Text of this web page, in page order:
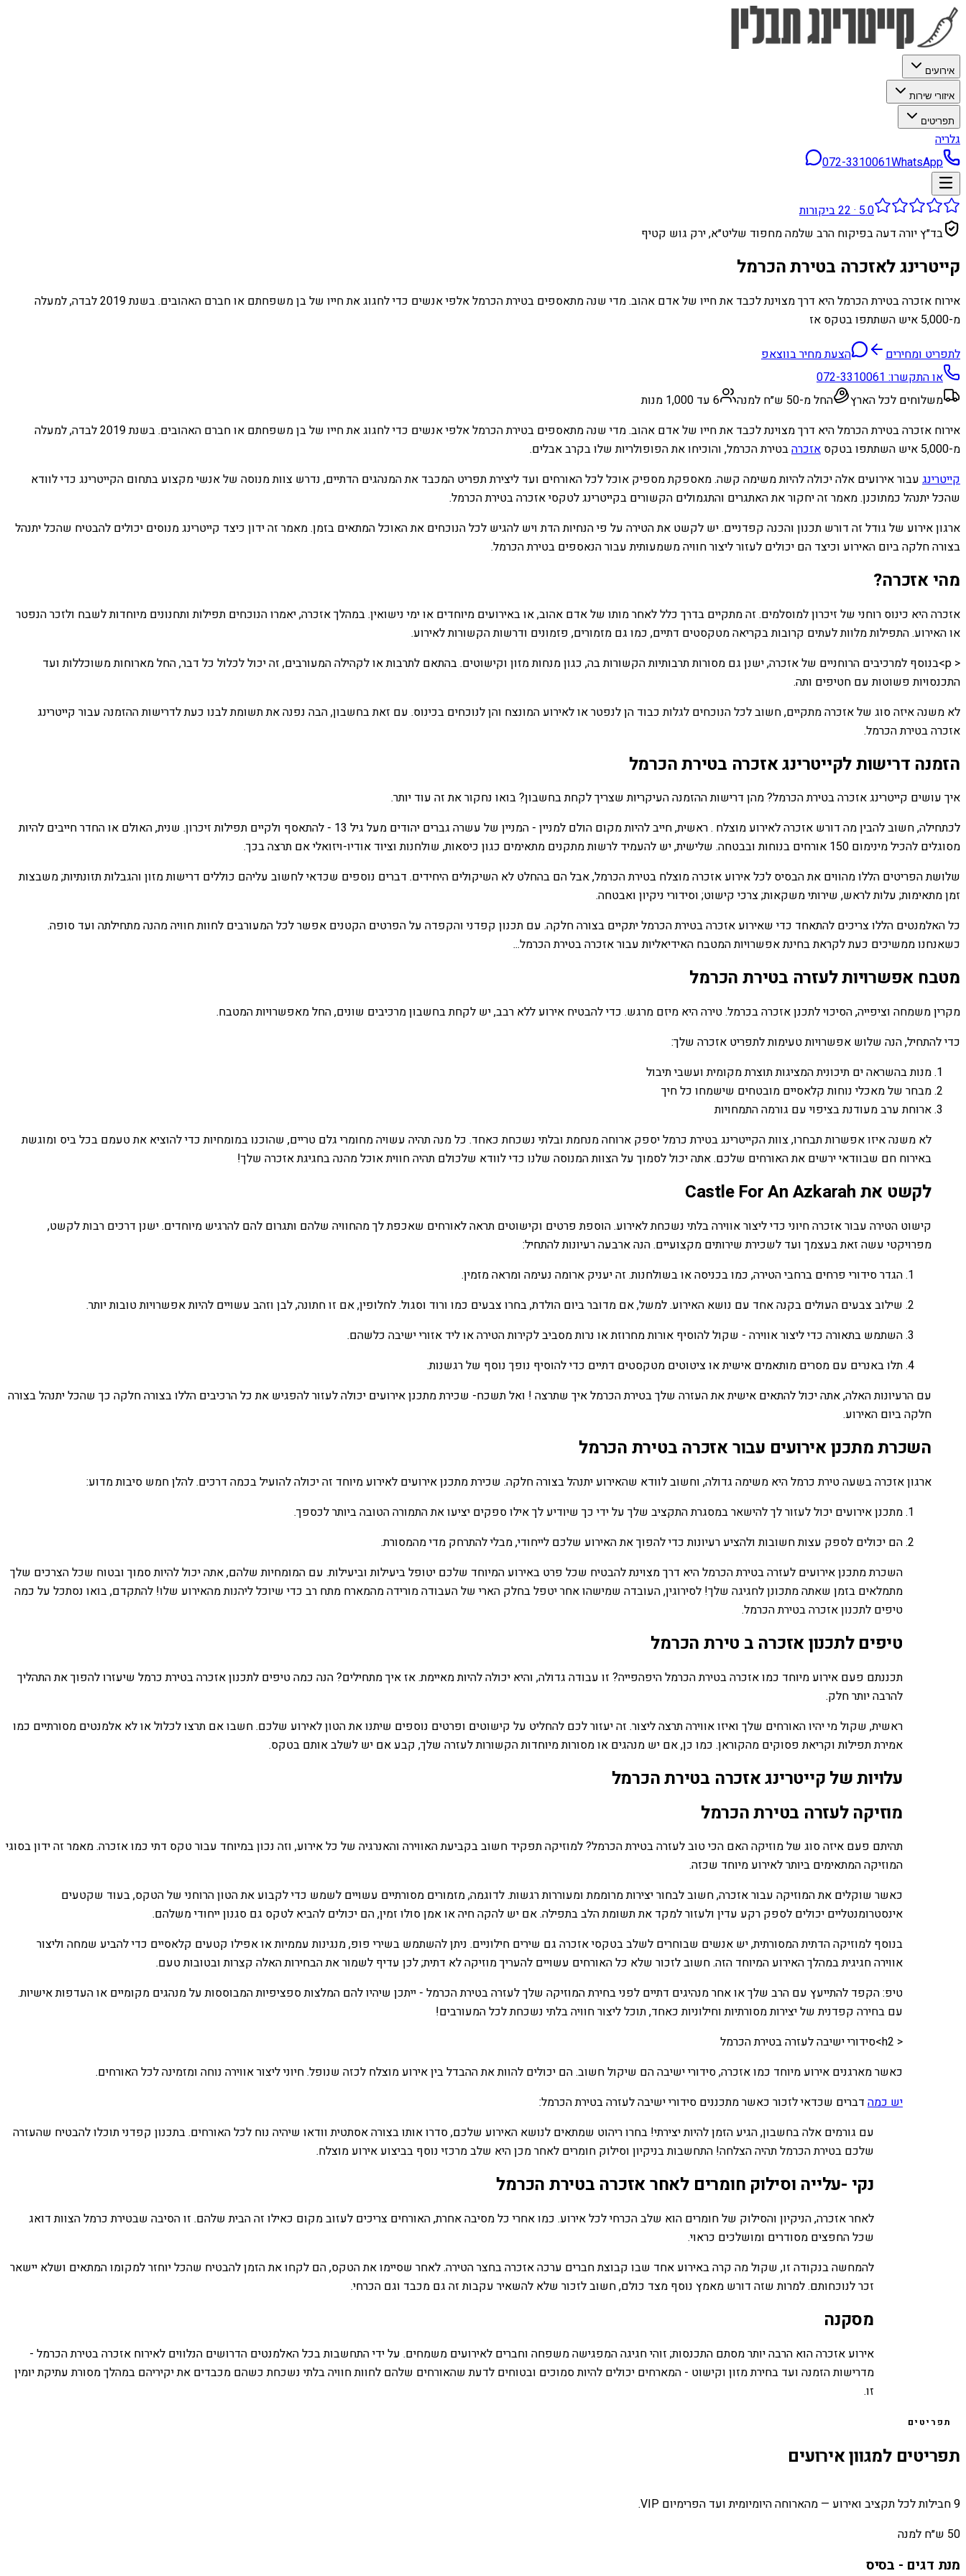
אירועים
איזורי שירות
תפריטים
גלריה
072-3310061WhatsApp
5.0
·
22ביקורות
בד״ץ יורה דעה בפיקוח הרב שלמה מחפוד שליט״א, ירק גוש קטיף
קייטרינג לאזכרה בטירת הכרמל
אירוח אזכרה בטירת הכרמל היא דרך מצוינת לכבד את חייו של אדם אהוב. מדי שנה מתאספים בטירת הכרמל אלפי אנשים כדי לחגוג את חייו של בן משפחתם או חברם האהובים. בשנת 2019 לבדה, למעלה
מ-5,000 איש השתתפו בטקס אז
לתפריט ומחירים
הצעת מחיר בווצאפ
או התקשרו:072-3310061
משלוחים לכל הארץ
החל מ-50 ש״ח למנה
6 עד 1,000 מנות
אירוח אזכרה בטירת הכרמל היא דרך מצוינת לכבד את חייו של אדם אהוב. מדי שנה מתאספים בטירת הכרמל אלפי אנשים כדי לחגוג את חייו של בן משפחתם או חברם האהובים. בשנת 2019 לבדה, למעלה
מ-5,000 איש השתתפו בטקס
אזכרהבטירת הכרמל, והוכיחו את הפופולריות שלו בקרב אבלים.
קייטרינג עבור אירועים אלה יכולה להיות משימה קשה. מאספקת מספיק אוכל לכל האורחים ועד ליצירת תפריט המכבד את המנהגים הדתיים, נדרש צוות מנוסה של אנשי מקצוע בתחום הקייטרינג כדי לוודא
שהכל יתנהל כמתוכנן. מאמר זה יחקור את האתגרים והתגמולים הקשורים בקייטרינג לטקסי אזכרה בטירת הכרמל.
ארגון אירוע של גודל זה דורש תכנון והכנה קפדניים. יש לקשט את הטירה על פי הנחיות הדת ויש להגיש לכל הנוכחים את האוכל המתאים בזמן. מאמר זה ידון כיצד קייטרינג מנוסים יכולים להבטיח שהכל יתנהל
בצורה חלקה ביום האירוע וכיצד הם יכולים לעזור ליצור חוויה משמעותית עבור הנאספים בטירת הכרמל.
מהי אזכרה?
אזכרה היא כינוס רוחני של זיכרון למוסלמים. זה מתקיים בדרך כלל לאחר מותו של אדם אהוב, או באירועים מיוחדים או ימי נישואין. במהלך אזכרה, יאמרו הנוכחים תפילות ותחנונים מיוחדות לשבח ולזכר הנפטר
או האירוע. התפילות מלוות לעתים קרובות בקריאה מטקסטים דתיים, כמו גם מזמורים, פזמונים ודרשות הקשורות לאירוע.
< p>בנוסף למרכיבים הרוחניים של אזכרה, ישנן גם מסורות תרבותיות הקשורות בה, כגון מנחות מזון וקישוטים. בהתאם לתרבות או לקהילה המעורבים, זה יכול לכלול כל דבר, החל מארוחות משוכללות ועד
התכנסויות פשוטות עם חטיפים ותה.
לא משנה איזה סוג של אזכרה מתקיים, חשוב לכל הנוכחים לגלות כבוד הן לנפטר או לאירוע המונצח והן לנוכחים בכינוס. עם זאת בחשבון, הבה נפנה את תשומת לבנו כעת לדרישות ההזמנה עבור קייטרינג
אזכרה בטירת הכרמל.
הזמנה דרישות לקייטרינג אזכרה בטירת הכרמל
איך עושים קייטרינג אזכרה בטירת הכרמל? מהן דרישות ההזמנה העיקריות שצריך לקחת בחשבון? בואו נחקור את זה עוד יותר.
לכתחילה, חשוב להבין מה דורש אזכרה לאירוע מוצלח . ראשית, חייב להיות מקום הולם למניין - המניין של עשרה גברים יהודים מעל גיל 13 - להתאסף ולקיים תפילות זיכרון. שנית, האולם או החדר חייבים להיות
מסוגלים להכיל מינימום 150 אורחים בנוחות ובבטחה. שלישית, יש להעמיד לרשות מתקנים מתאימים כגון כיסאות, שולחנות וציוד אודיו-ויזואלי אם תרצה בכך.
שלושת הפריטים הללו מהווים את הבסיס לכל אירוע אזכרה מוצלח בטירת הכרמל, אבל הם בהחלט לא השיקולים היחידים. דברים נוספים שכדאי לחשוב עליהם כוללים דרישות מזון והגבלות תזונתיות; משבצות
זמן מתאימות; עלות לראש, שירותי משקאות; צרכי קישוט; וסידורי ניקיון ואבטחה.
כל האלמנטים הללו צריכים להתאחד כדי שאירוע אזכרה בטירת הכרמל יתקיים בצורה חלקה. עם תכנון קפדני והקפדה על הפרטים הקטנים אפשר לכל המעורבים לחוות חוויה מהנה מתחילתה ועד סופה.
כשאנחנו ממשיכים כעת לקראת בחינת אפשרויות המטבח האידיאליות עבור אזכרה בטירת הכרמל...
מטבח אפשרויות לעזרה בטירת הכרמל
מקרין משמחה וציפייה, הסיכוי לתכנן אזכרה בכרמל. טירה היא מיזם מרגש. כדי להבטיח אירוע ללא רבב, יש לקחת בחשבון מרכיבים שונים, החל מאפשרויות המטבח.
כדי להתחיל, הנה שלוש אפשרויות טעימות לתפריט אזכרה שלך:
מנות בהשראה ים תיכונית המציגות תוצרת מקומית ועשבי תיבול
מבחר של מאכלי נוחות קלאסיים מובטחים שישמחו כל חיך
ארוחת ערב מעודנת בציפוי עם גורמה התמחויות
לא משנה איזו אפשרות תבחרו, צוות הקייטרינג בטירת כרמל יספק ארוחה מנחמת ובלתי נשכחת כאחד. כל מנה תהיה עשויה מחומרי גלם טריים, שהוכנו במומחיות כדי להוציא את טעמם בכל ביס ומוגשת
באירוח חם שבוודאי ירשים את האורחים שלכם. אתה יכול לסמוך על הצוות המנוסה שלנו כדי לוודא שלכולם תהיה חווית אוכל מהנה בחגיגת אזכרה שלך!
לקשט את Castle For An Azkarah
קישוט הטירה עבור אזכרה חיוני כדי ליצור אווירה בלתי נשכחת לאירוע. הוספת פרטים וקישוטים תראה לאורחים שאכפת לך מהחוויה שלהם ותגרום להם להרגיש מיוחדים. ישנן דרכים רבות לקשט,
מפרויקטי עשה זאת בעצמך ועד לשכירת שירותים מקצועיים. הנה ארבעה רעיונות להתחיל:
הגדר סידורי פרחים ברחבי הטירה, כמו בכניסה או בשולחנות. זה יעניק ארומה נעימה ומראה מזמין.
שילוב צבעים העולים בקנה אחד עם נושא האירוע. למשל, אם מדובר ביום הולדת, בחרו צבעים כמו ורוד וסגול. לחלופין, אם זו חתונה, לבן וזהב עשויים להיות אפשרויות טובות יותר.
השתמש בתאורה כדי ליצור אווירה - שקול להוסיף אורות מחרוזת או נרות מסביב לקירות הטירה או ליד אזורי ישיבה כלשהם.
תלו באנרים עם מסרים מותאמים אישית או ציטוטים מטקסטים דתיים כדי להוסיף נופך נוסף של רגשנות.
עם הרעיונות האלה, אתה יכול להתאים אישית את העזרה שלך בטירת הכרמל איך שתרצה ! ואל תשכח- שכירת מתכנן אירועים יכולה לעזור להפגיש את כל הרכיבים הללו בצורה חלקה כך שהכל יתנהל בצורה
חלקה ביום האירוע.
השכרת מתכנן אירועים עבור אזכרה בטירת הכרמל
ארגון אזכרה בשעה טירת כרמל היא משימה גדולה, וחשוב לוודא שהאירוע יתנהל בצורה חלקה. שכירת מתכנן אירועים לאירוע מיוחד זה יכולה להועיל בכמה דרכים. להלן חמש סיבות מדוע:
מתכנן אירועים יכול לעזור לך להישאר במסגרת התקציב שלך על ידי כך שיודיע לך אילו ספקים יציעו את התמורה הטובה ביותר לכספך.
הם יכולים לספק עצות חשובות ולהציע רעיונות כדי להפוך את האירוע שלכם לייחודי, מבלי להתרחק מדי מהמסורת.
השכרת מתכנן אירועים לעזרה בטירת הכרמל היא דרך מצוינת להבטיח שכל פרט באירוע המיוחד שלכם יטופל ביעילות וביעילות. עם המומחיות שלהם, אתה יכול להיות סמוך ובטוח שכל הצרכים שלך
מתמלאים בזמן שאתה מתכונן לחגיגה שלך! לסירוגין, העובדה שמישהו אחר יטפל בחלק הארי של העבודה מורידה מהמארח מתח רב כדי שיוכל ליהנות מהאירוע שלו! להתקדם, בואו נסתכל על כמה
טיפים לתכנון אזכרה בטירת הכרמל.
טיפים לתכנון אזכרה ב טירת הכרמל
תכננתם פעם אירוע מיוחד כמו אזכרה בטירת הכרמל היפהפייה? זו עבודה גדולה, והיא יכולה להיות מאיימת. אז איך מתחילים? הנה כמה טיפים לתכנון אזכרה בטירת כרמל שיעזרו להפוך את התהליך
להרבה יותר חלק.
ראשית, שקול מי יהיו האורחים שלך ואיזו אווירה תרצה ליצור. זה יעזור לכם להחליט על קישוטים ופרטים נוספים שיתנו את הטון לאירוע שלכם. חשבו אם תרצו לכלול או לא אלמנטים מסורתיים כמו
אמירת תפילות וקריאת פסוקים מהקוראן. כמו כן, אם יש מנהגים או מסורות מיוחדות הקשורות לעזרה שלך, קבע אם יש לשלב אותם בטקס.
עלויות של קייטרינג אזכרה בטירת הכרמל
מוזיקה לעזרה בטירת הכרמל
תהיתם פעם איזה סוג של מוזיקה האם הכי טוב לעזרה בטירת הכרמל? למוזיקה תפקיד חשוב בקביעת האווירה והאנרגיה של כל אירוע, וזה נכון במיוחד עבור טקס דתי כמו אזכרה. מאמר זה ידון בסוגי
המוזיקה המתאימים ביותר לאירוע מיוחד שכזה.
כאשר שוקלים את המוזיקה עבור אזכרה, חשוב לבחור יצירות מרוממת ומעוררות רגשות. לדוגמה, מזמורים מסורתיים עשויים לשמש כדי לקבוע את הטון הרוחני של הטקס, בעוד שקטעים
אינסטרומנטליים יכולים לספק רקע עדין ולעזור למקד את תשומת הלב בתפילה. אם יש להקה חיה או אמן סולו זמין, הם יכולים להביא לטקס גם סגנון ייחודי משלהם.
בנוסף למוזיקה הדתית המסורתית, יש אנשים שבוחרים לשלב בטקסי אזכרה גם שירים חילוניים. ניתן להשתמש בשירי פופ, מנגינות עממיות או אפילו קטעים קלאסיים כדי להביע שמחה וליצור
אווירה חגיגית במהלך האירוע המיוחד הזה. חשוב לזכור שלא כל האורחים עשויים להעריך מוזיקה לא דתית; לכן עדיף לשמור את הבחירות האלה קצרות ובטובות טעם.
טיפ: הקפד להתייעץ עם הרב שלך או אחר מנהיגים דתיים לפני בחירת המוזיקה שלך לעזרה בטירת הכרמל - ייתכן שיהיו להם המלצות ספציפיות המבוססות על מנהגים מקומיים או העדפות אישיות.
עם בחירה קפדנית של יצירות מסורתיות וחילוניות כאחד, תוכל ליצור חוויה בלתי נשכחת לכל המעורבים!
< h2>סידורי ישיבה לעזרה בטירת הכרמל
כאשר מארגנים אירוע מיוחד כמו אזכרה, סידורי ישיבה הם שיקול חשוב. הם יכולים להוות את ההבדל בין אירוע מוצלח לכזה שנופל. חיוני ליצור אווירה נוחה ומזמינה לכל האורחים.
יש כמה דברים שכדאי לזכור כאשר מתכננים סידורי ישיבה לעזרה בטירת הכרמל:
עם גורמים אלה בחשבון, הגיע הזמן להיות יצירתי! בחרו ריהוט שמתאים לנושא האירוע שלכם, סדרו אותו בצורה אסתטית וודאו שיהיה נוח לכל האורחים. בתכנון קפדני תוכלו להבטיח שהעזרה
שלכם בטירת הכרמל תהיה הצלחה! התחשבות בניקיון וסילוק חומרים לאחר מכן היא שלב מרכזי נוסף בביצוע אירוע מוצלח.
נקי -עלייה וסילוק חומרים לאחר אזכרה בטירת הכרמל
לאחר אזכרה, הניקיון והסילוק של חומרים הוא שלב הכרחי לכל אירוע. כמו אחרי כל מסיבה אחרת, האורחים צריכים לעזוב מקום כאילו זה הבית שלהם. זו הסיבה שבטירת כרמל הצוות דואג
שכל החפצים מסודרים ומושלכים כראוי.
להמחשה בנקודה זו, שקול מה קרה באירוע אחד שבו קבוצת חברים ערכה אזכרה בחצר הטירה. לאחר שסיימו את הטקס, הם לקחו את הזמן להבטיח שהכל יוחזר למקומו המתאים ושלא יישאר
זכר לנוכחותם. למרות שזה דורש מאמץ נוסף מצד כולם, חשוב לזכור שלא להשאיר עקבות זה גם מכבד וגם הכרחי.
מסקנה
אירוע אזכרה הוא הרבה יותר מסתם התכנסות; זוהי חגיגה המפגישה משפחה וחברים לאירועים משמחים. על ידי התחשבות בכל האלמנטים הדרושים הנלווים לאירוח אזכרה בטירת הכרמל -
מדרישות הזמנה ועד בחירת מזון וקישוט - המארחים יכולים להיות סמוכים ובטוחים לדעת שהאורחים שלהם לחוות חוויה בלתי נשכחת כשהם מכבדים את יקיריהם במהלך מסורת עתיקת יומין
זו.
תפריטים
תפריטים למגוון אירועים
9 חבילות לכל תקציב ואירוע — מהארוחה היומיומית ועד הפרימיום VIP.
50 ש״ח למנה
מנת דגים - בסיס